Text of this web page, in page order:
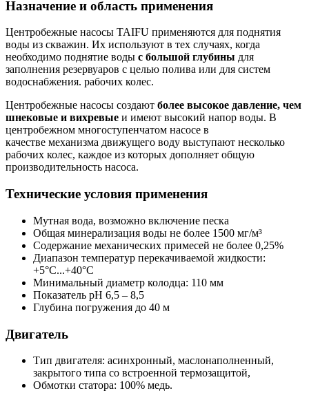
Назначение и область применения
Центробежные насосы TAIFU применяются для поднятия
воды из скважин. Их используют в тех случаях, когда
необходимо поднятие воды с большой глубины для
заполнения резервуаров с целью полива или для систем
водоснабжения. рабочих колес.
Центробежные насосы создают более высокое давление, чем
шнековые и вихревые и имеют высокий напор воды. В
центробежном многоступенчатом насосе в
качестве механизма движущего воду выступают несколько
рабочих колес, каждое из которых дополняет общую
производительность насоса.
Технические условия применения
Мутная вода, возможно включение песка
Общая минерализация воды не более 1500 мг/м³
Содержание механических примесей не более 0,25%
Диапазон температур перекачиваемой жидкости:
+5°С...+40°С
Минимальный диаметр колодца: 110 мм
Показатель рН 6,5 – 8,5
Глубина погружения до 40 м
Двигатель
Тип двигателя: асинхронный, маслонаполненный,
закрытого типа со встроенной термозащитой,
Обмотки статора: 100% медь.